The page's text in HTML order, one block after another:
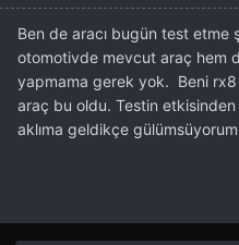
Ben de aracı bugün test etme
otomotivde mevcut araç hem
yapmama gerek yok. Beni
araç bu oldu. Testin
aklıma geldikçe